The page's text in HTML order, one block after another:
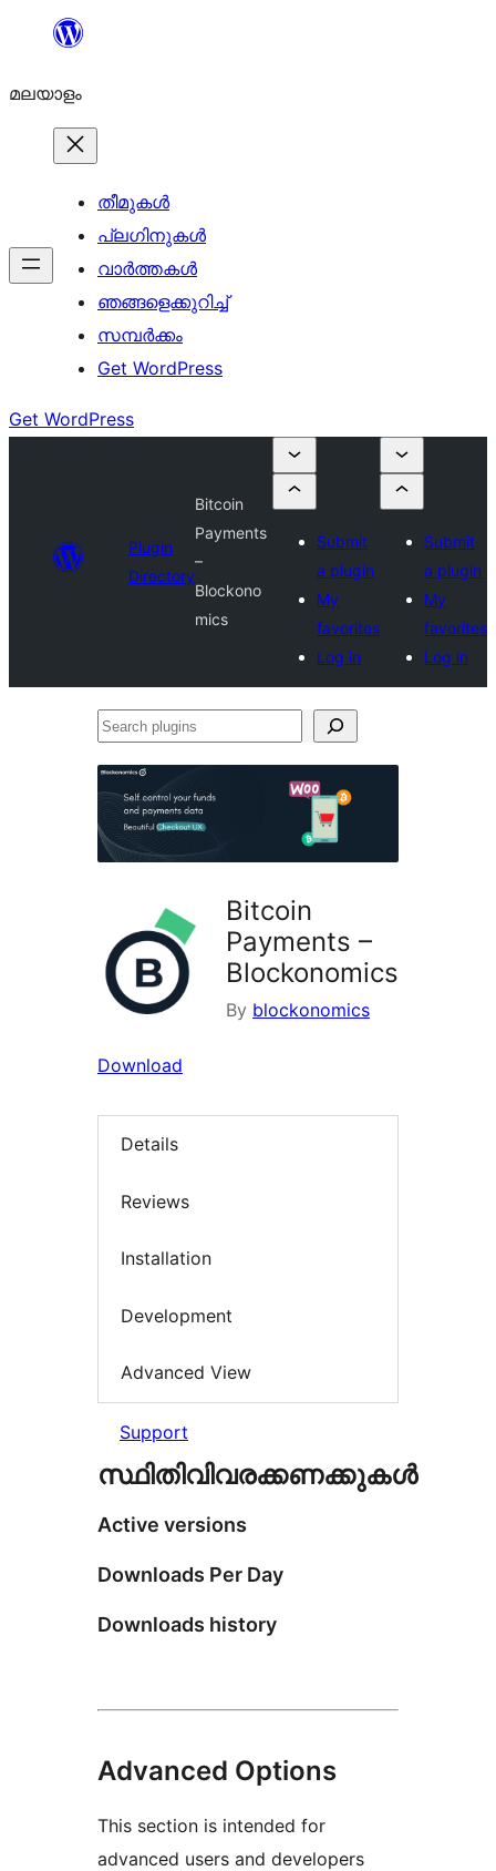
ഉള്ളടക്കത്തിലേക്ക്
മലയാളം
തീമുകൾ
പ്ലഗിനുകൾ
വാര്‍ത്തകള്‍
ഞങ്ങളെക്കുറിച്ച്
സമ്പര്‍ക്കം
Get WordPress
Get WordPress
Plugin
Directory
Bitcoin
Payments
–
Blockono
mics
Submit
a plugin
My
favorites
Log in
Submit
a plugin
My
favorites
Log in
Search
Bitcoin
Payments –
Blockonomics
By blockonomics
Download
Details
Reviews
Installation
Development
Advanced View
Support
സ്ഥിതിവിവരക്കണക്കുകള്‍
Active versions
Downloads Per Day
Downloads history
Advanced Options
This section is intended for
advanced users and developers